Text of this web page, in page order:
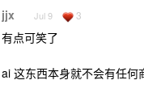
jjx Jul 9 3
有点可笑了
ai 这东西本身就不会有任